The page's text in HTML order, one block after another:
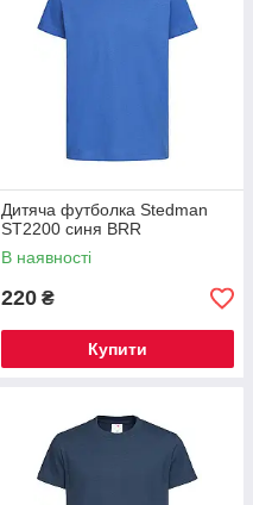
Дитяча футболка Stedman
ST2200 синя BRR
В наявності
220 ₴
Купити